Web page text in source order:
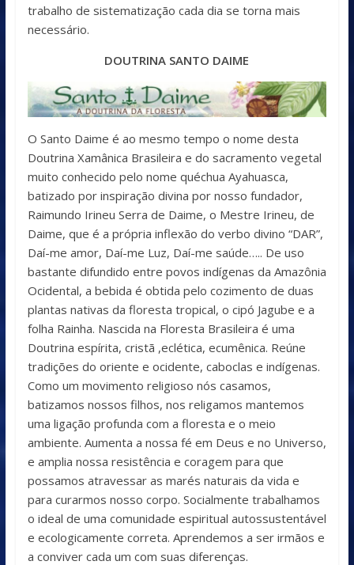
trabalho de sistematização cada dia se torna mais
necessário.
DOUTRINA SANTO DAIME
O Santo Daime é ao mesmo tempo o nome desta
Doutrina Xamânica Brasileira e do sacramento vegetal
muito conhecido pelo nome quéchua Ayahuasca,
batizado por inspiração divina por nosso fundador,
Raimundo Irineu Serra de Daime, o Mestre Irineu, de
Daime, que é a própria inflexão do verbo divino “DAR”,
Daí-me amor, Daí-me Luz, Daí-me saúde….. De uso
bastante difundido entre povos indígenas da Amazônia
Ocidental, a bebida é obtida pelo cozimento de duas
plantas nativas da floresta tropical, o cipó Jagube e a
folha Rainha. Nascida na Floresta Brasileira é uma
Doutrina espírita, cristã ,eclética, ecumênica. Reúne
tradições do oriente e ocidente, caboclas e indígenas.
Como um movimento religioso nós casamos,
batizamos nossos filhos, nos religamos mantemos
uma ligação profunda com a floresta e o meio
ambiente. Aumenta a nossa fé em Deus e no Universo,
e amplia nossa resistência e coragem para que
possamos atravessar as marés naturais da vida e
para curarmos nosso corpo. Socialmente trabalhamos
o ideal de uma comunidade espiritual autossustentável
e ecologicamente correta. Aprendemos a ser irmãos e
a conviver cada um com suas diferenças.